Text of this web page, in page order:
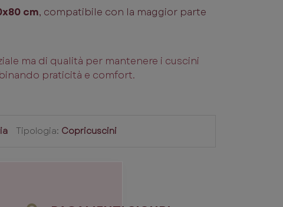
cm, compatibile con la maggior parte
ma di qualità per mantenere i cuscini
praticità e comfort.
Tipologia: Copricuscini